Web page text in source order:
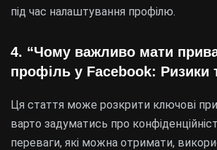
під час налаштування профілю.
4. “Чому важливо мати
профіль у Facebook: Ризики
Ця стаття може розкрити ключові
варто задуматись про
переваги, які можна отримати,